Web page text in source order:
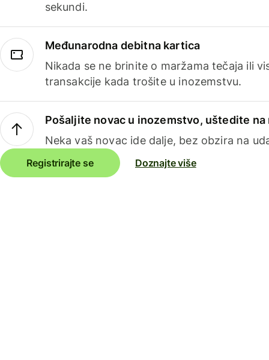
sekundi.
Međunarodna debitna kartica
Nikada se ne brinite o maržama tečaja ili
transakcije kada trošite u inozemstvu.
Pošaljite novac u inozemstvo, uštedite na
Neka vaš novac ide dalje, bez obzira na
Registrirajte se Doznajte više